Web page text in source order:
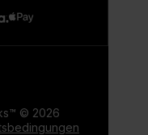
© 2026